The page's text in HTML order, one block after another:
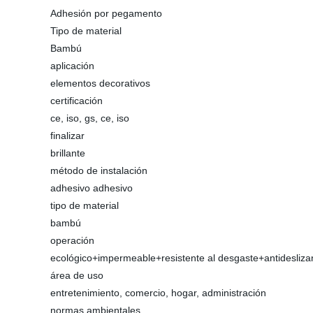
Adhesión por pegamento
Tipo de material
Bambú
aplicación
elementos decorativos
certificación
ce, iso, gs, ce, iso
finalizar
brillante
método de instalación
adhesivo adhesivo
tipo de material
bambú
operación
ecológico+impermeable+resistente al
área de uso
entretenimiento, comercio, hogar, administración
normas ambientales